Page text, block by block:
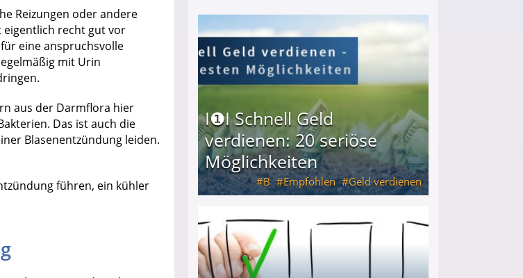
Reizungen oder andere
eigentlich recht gut vor
eine anspruchsvolle
mit Urin
aus der Darmflora hier
Das ist auch die
Blasenentzündung leiden.
führen, ein kühler
I❶I Schnell Geld
verdienen: 20 seriöse
Möglichkeiten
B Empfohlen Geld verdienen